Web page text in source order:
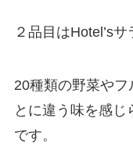
２品目はHotel’sサ
20種類の野菜や
とに違う味を感
です。